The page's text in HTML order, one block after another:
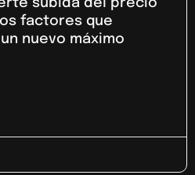
subida del precio
factores que
nuevo máximo